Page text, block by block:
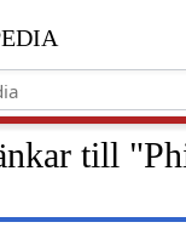
till